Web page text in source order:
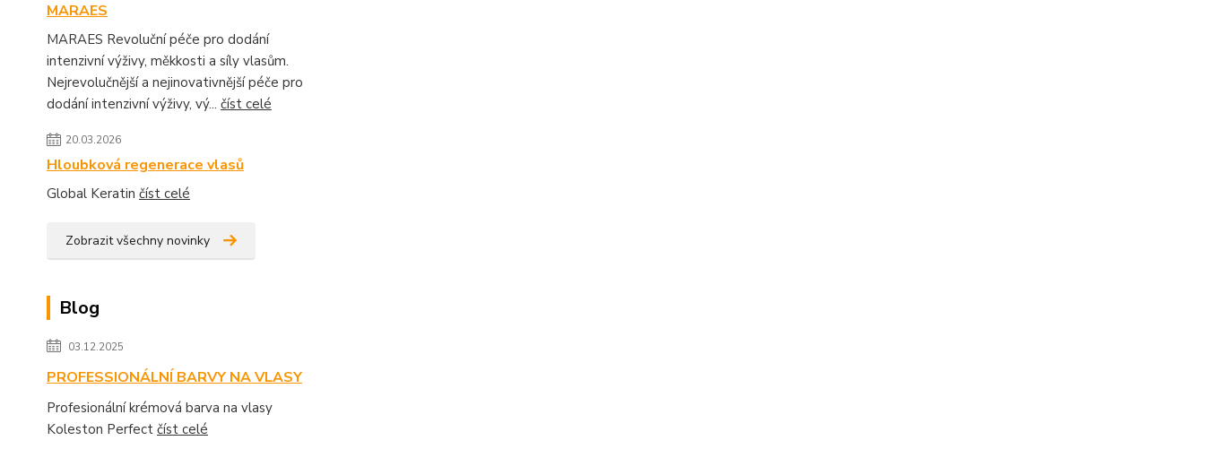
MARAES
MARAES Revoluční péče pro dodání
intenzivní výživy, měkkosti a síly vlasům.
Nejrevolučnější a nejinovativnější péče pro
dodání intenzivní výživy, vý... číst celé
20.03.2026
Hloubková regenerace vlasů
Global Keratin číst celé
Zobrazit všechny novinky
Blog
03.12.2025
PROFESSIONÁLNÍ BARVY NA VLASY
Profesionální krémová barva na vlasy
Koleston Perfect číst celé